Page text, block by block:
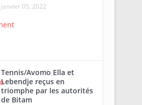
janvier 05, 2022
Tennis/Avomo Ella et
Lebendje reçus en
triomphe par les autorités
de Bitam